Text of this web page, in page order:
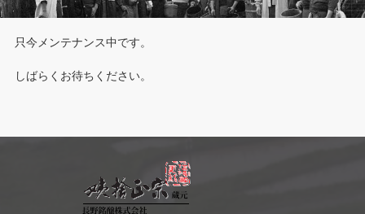
只今メンテナンス中です。
しばらくお待ちください。